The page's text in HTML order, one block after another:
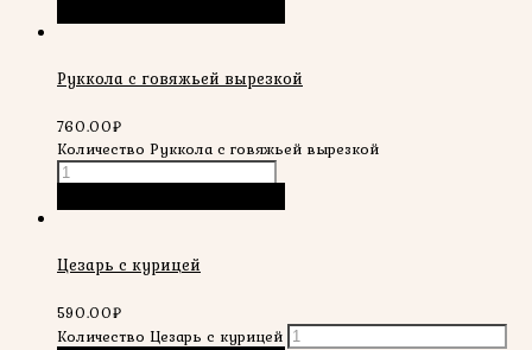
Руккола с говяжьей вырезкой
760.00₽
Количество Руккола с говяжьей вырезкой
Цезарь с курицей
590.00₽
Количество Цезарь с курицей